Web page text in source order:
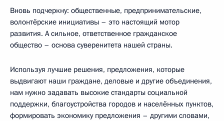
Вновь подчеркну: общественные, предпринимательские,
волонтёрские инициативы – это настоящий мотор
развития. А сильное, ответственное гражданское
общество – основа суверенитета нашей страны.
Используя лучшие решения, предложения, которые
выдвигают наши граждане, деловые и другие объединения,
нам нужно задавать высокие стандарты социальной
поддержки, благоустройства городов и населённых пунктов,
формировать экономику предложения – другими словами,